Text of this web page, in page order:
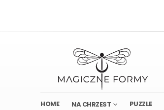
HOME NA CHRZEST PUZZLE